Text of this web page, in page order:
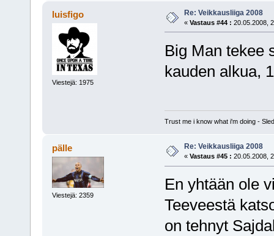
luisfigo
Viestejä: 1975
Re: Veikkausliiga 2008
« Vastaus #44 : 20.05.2008,
Big Man tekee
kauden alkua,
Trust me i know what i'm doing -
pälle
Viestejä: 2359
Re: Veikkausliiga 2008
« Vastaus #45 : 20.05.2008,
En yhtään ole
Teeveestä
on tehnyt